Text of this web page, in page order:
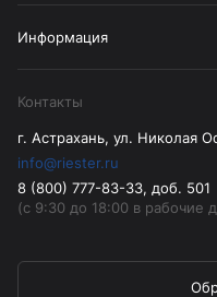
Информация
Контакты
г. Астрахань, ул. Николая
info@riester.ru
8 (800) 777-83-33, доб. 501
(с 9:30 до 18:00 в рабочие